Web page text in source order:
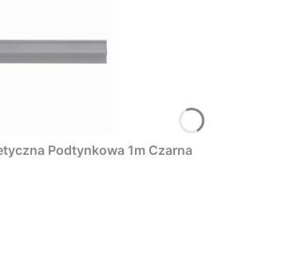
Podtynkowa 1m Czarna